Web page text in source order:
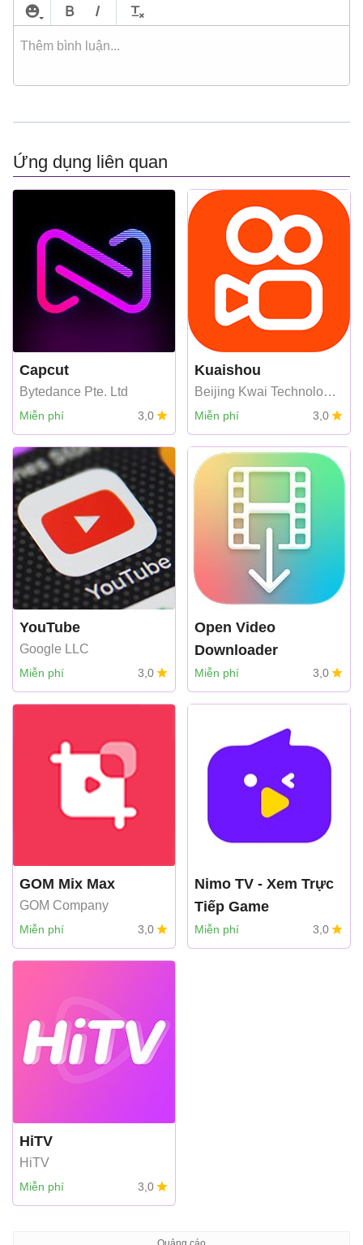
Ứng dụng liên quan
Capcut
Bytedance Pte. Ltd
Miễn phí 3,0
Kuaishou
Beijing Kwai Technology
Co., Ltd
Miễn phí 3,0
YouTube
Google LLC
Miễn phí 3,0
Open Video
Downloader
Jelle Glebbeek
Miễn phí 3,0
GOM Mix Max
GOM Company
Miễn phí 3,0
Nimo TV - Xem Trực
Tiếp Game
HUYA PTE. LTD
Miễn phí 3,0
HiTV
HiTV
Miễn phí 3,0